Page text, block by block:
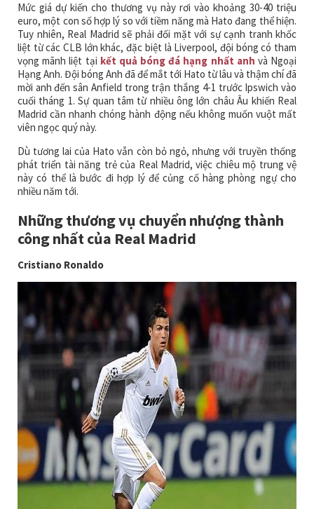
Mức giá dự kiến cho thương vụ này rơi vào khoảng 30-40 triệu
euro, một con số hợp lý so với tiềm năng mà Hato đang thể hiện.
Tuy nhiên, Real Madrid sẽ phải đối mặt với sự cạnh tranh khốc
liệt từ các CLB lớn khác, đặc biệt là Liverpool, đội bóng có tham
vọng mãnh liệt tại kết quả bóng đá hạng nhất anh và Ngoại
Hạng Anh. Đội bóng Anh đã để mắt tới Hato từ lâu và thậm chí đã
mời anh đến sân Anfield trong trận thắng 4-1 trước Ipswich vào
cuối tháng 1. Sự quan tâm từ nhiều ông lớn châu Âu khiến Real
Madrid cần nhanh chóng hành động nếu không muốn vuột mất
viên ngọc quý này.
Dù tương lai của Hato vẫn còn bỏ ngỏ, nhưng với truyền thống
phát triển tài năng trẻ của Real Madrid, việc chiêu mộ trung vệ
này có thể là bước đi hợp lý để củng cố hàng phòng ngự cho
nhiều năm tới.
Những thương vụ chuyển nhượng thành
công nhất của Real Madrid
Cristiano Ronaldo